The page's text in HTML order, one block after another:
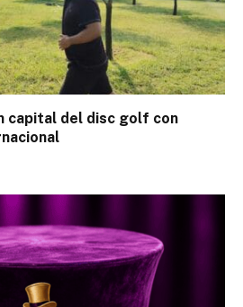
capital del disc golf con